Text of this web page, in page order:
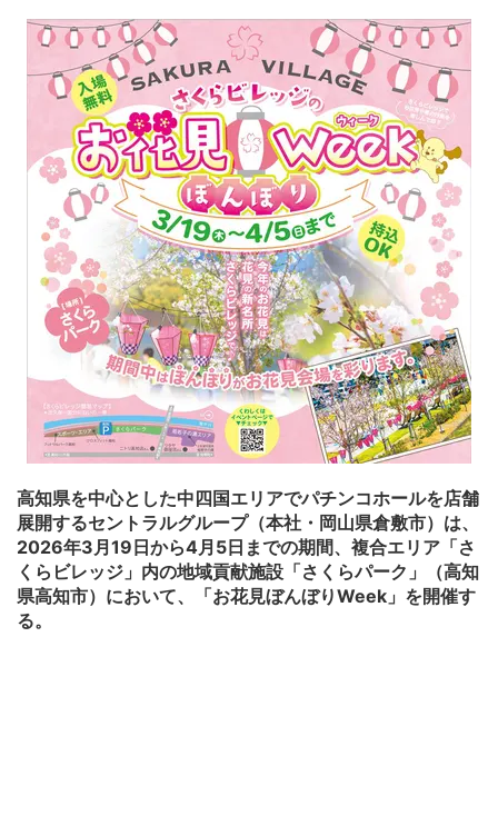
高知県を中心とした中四国エリアでパチンコホールを店舗
展開するセントラルグループ（本社・岡山県倉敷市）は、
2026年3月19日から4月5日までの期間、複合エリア「さ
くらビレッジ」内の地域貢献施設「さくらパーク」（高知
県高知市）において、「お花見ぼんぼりWeek」を開催す
る。